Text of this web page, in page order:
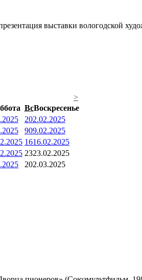
презентация выставки вологодской
>
ВсВоскресенье
202.02.2025
909.02.2025
1616.02.2025
2323.02.2025
202.03.2025